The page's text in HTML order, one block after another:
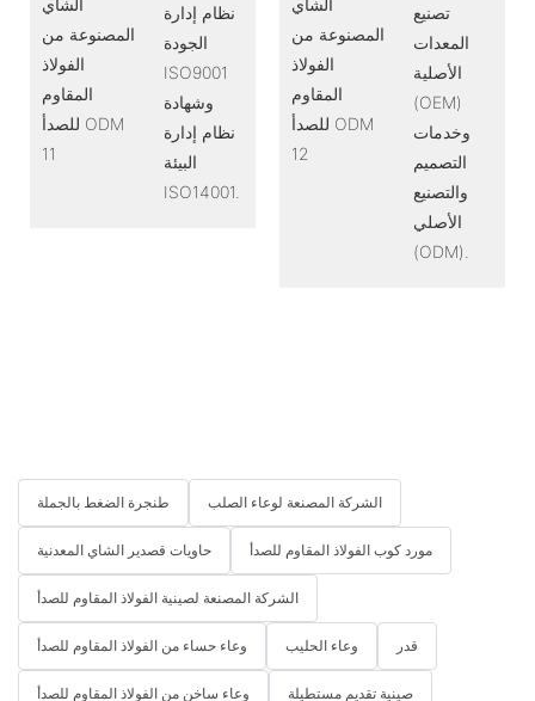
نظام إدارة
الجودة
ISO9001
وشهادة
نظام إدارة
البيئة
ISO14001.
تصنيع
المعدات
الأصلية
(OEM)
وخدمات
التصميم
والتصنيع
الأصلي
(ODM).
طنجرة الضغط بالجملة الشركة المصنعة لوعاء الصلب
حاويات قصدير الشاي المعدنية مورد كوب الفولاذ المقاوم للصدأ
الشركة المصنعة لصينية الفولاذ المقاوم للصدأ
وعاء حساء من الفولاذ المقاوم للصدأ وعاء الحليب قدر
وعاء ساخن من الفولاذ المقاوم للصدأ صينية تقديم مستطيلة